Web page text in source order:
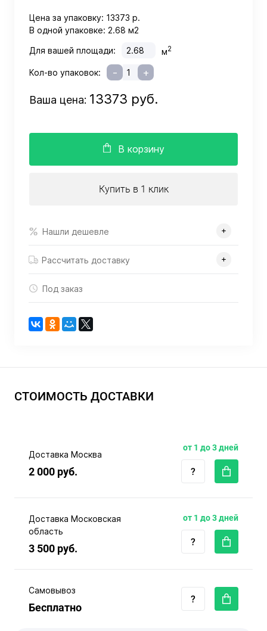
Цена за упаковку: 13373 р.
В одной упаковке: 2.68 м2
Для вашей площади:
м2
Кол-во упаковок: - +
Ваша цена: 13373 руб.
В корзину
Купить в 1 клик
Нашли дешевле
Рассчитать доставку
Под заказ
СТОИМОСТЬ ДОСТАВКИ
Доставка Москва
2 000 руб.
от 1 до 3 дней
Доставка Московская
область
3 500 руб.
от 1 до 3 дней
Самовывоз
Бесплатно